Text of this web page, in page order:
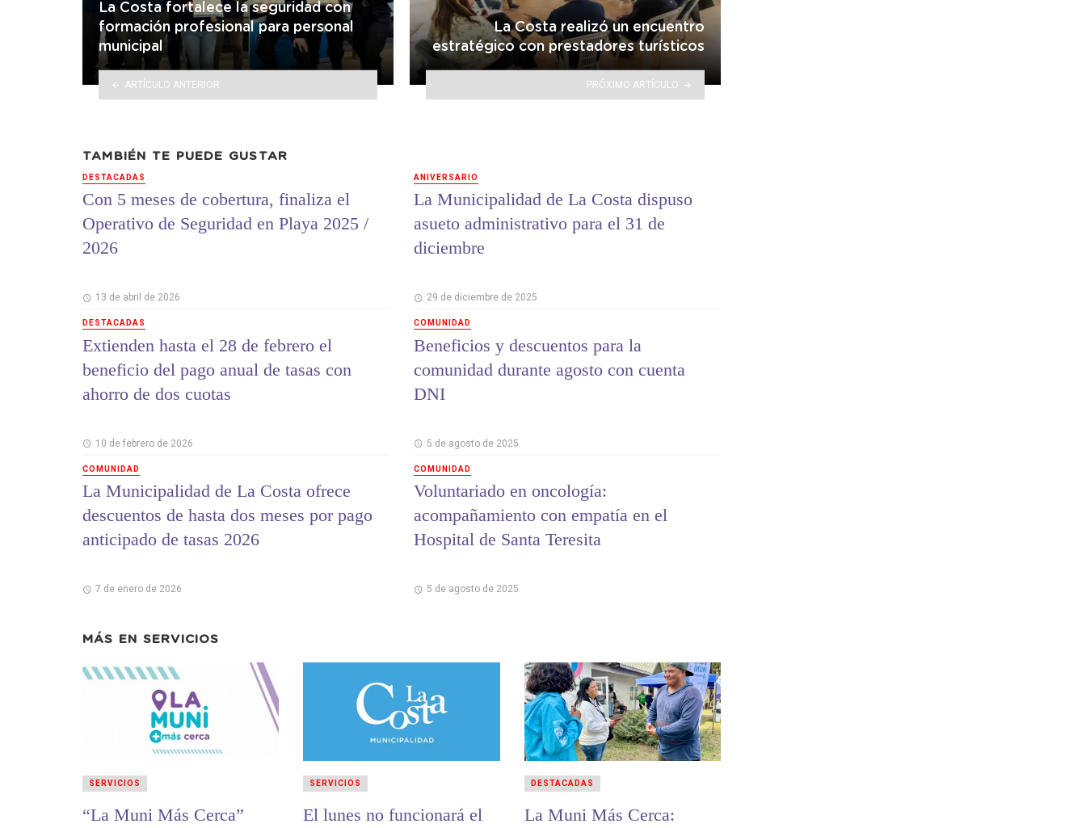
La Costa fortalece la seguridad con
formación profesional para personal
municipal
ARTÍCULO ANTERIOR
La Costa realizó un encuentro
estratégico con prestadores turísticos
PRÓXIMO ARTÍCULO
TAMBIÉN TE PUEDE GUSTAR
DESTACADAS
Con 5 meses de cobertura, finaliza el
Operativo de Seguridad en Playa 2025 /
2026
13 de abril de 2026
DESTACADAS
Extienden hasta el 28 de febrero el
beneficio del pago anual de tasas con
ahorro de dos cuotas
10 de febrero de 2026
COMUNIDAD
La Municipalidad de La Costa ofrece
descuentos de hasta dos meses por pago
anticipado de tasas 2026
7 de enero de 2026
ANIVERSARIO
La Municipalidad de La Costa dispuso
asueto administrativo para el 31 de
diciembre
29 de diciembre de 2025
COMUNIDAD
Beneficios y descuentos para la
comunidad durante agosto con cuenta
DNI
5 de agosto de 2025
COMUNIDAD
Voluntariado en oncología:
acompañamiento con empatía en el
Hospital de Santa Teresita
5 de agosto de 2025
MÁS EN SERVICIOS
“La Muni Más Cerca”
SERVICIOS
El lunes no funcionará el
SERVICIOS
La Muni Más Cerca:
DESTACADAS